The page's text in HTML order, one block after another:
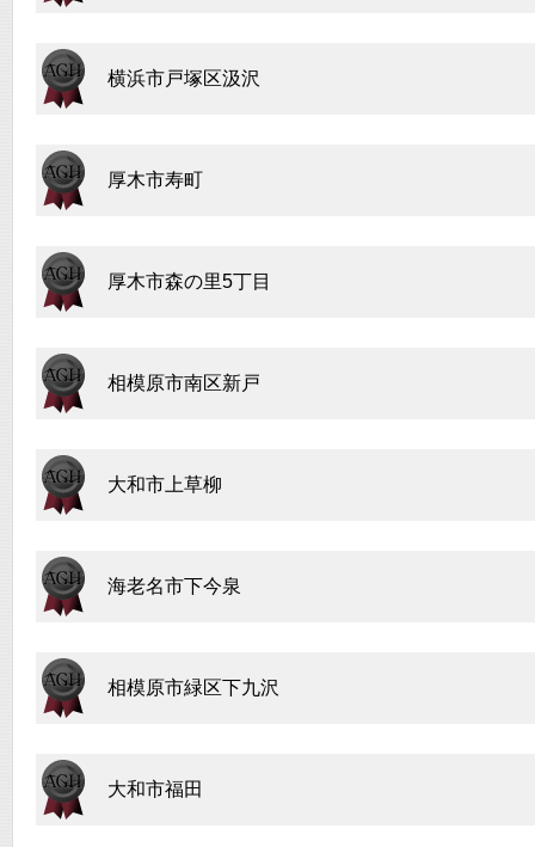
横浜市戸塚区汲沢
厚木市寿町
厚木市森の里5丁目
相模原市南区新戸
大和市上草柳
海老名市下今泉
相模原市緑区下九沢
大和市福田